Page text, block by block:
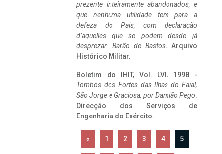
prezente inteiramente abandonados, e
que nenhuma utilidade tem para a
defeza do Pais, com declaração
d’aquelles que se podem desde já
desprezar. Barão de Bastos. Arquivo
Histórico Militar.
Boletim do IHIT, Vol. LVI, 1998 -
Tombos dos Fortes das Ilhas do Faial,
São Jorge e Graciosa, por Damião Pego.
Direcção dos Serviços de
Engenharia do Exército.
« 1 2 3 4 5